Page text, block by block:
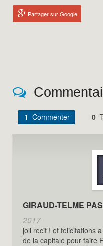
Partager sur Google
1 Commenter 0
GIRAUD-TELME
2017
joli recit ! et felicitations
de la capitale pour faire